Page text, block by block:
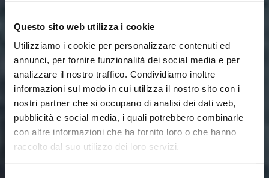
Questo sito web utilizza i cookie
Utilizziamo i cookie per personalizzare contenuti ed
annunci, per fornire funzionalità dei social media e per
analizzare il nostro traffico. Condividiamo inoltre
informazioni sul modo in cui utilizza il nostro sito con i
nostri partner che si occupano di analisi dei dati web,
pubblicità e social media, i quali potrebbero combinarle
con altre informazioni che ha fornito loro o che hanno
raccolto dal suo utilizzo dei loro servizi.